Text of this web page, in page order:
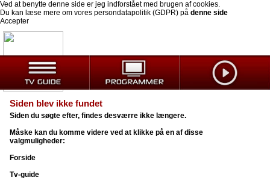
Ved at benytte denne side er jeg indforstået med brugen af cookies.
Du kan læse mere om vores persondatapolitik (GDPR) på denne side
Accepter
Siden blev ikke fundet
Siden du søgte efter, findes desværre ikke længere.
Måske kan du komme videre ved at klikke på en af disse
valgmuligheder:
Forside
Tv-guide